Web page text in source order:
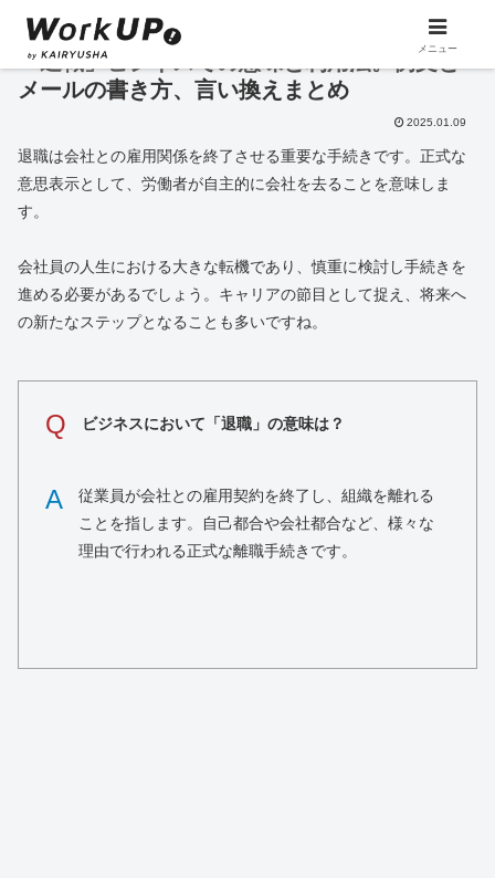
「退職」ビジネスでの意味と利用法。例文と
メールの書き方、言い換えまとめ
2025.01.09
退職は会社との雇用関係を終了させる重要な手続きです。正式な
意思表示として、労働者が自主的に会社を去ることを意味しま
す。
会社員の人生における大きな転機であり、慎重に検討し手続きを
進める必要があるでしょう。キャリアの節目として捉え、将来へ
の新たなステップとなることも多いですね。
Q ビジネスにおいて「退職」の意味は？
A
従業員が会社との雇用契約を終了し、組織を離れる
ことを指します。自己都合や会社都合など、様々な
理由で行われる正式な離職手続きです。
メニュー